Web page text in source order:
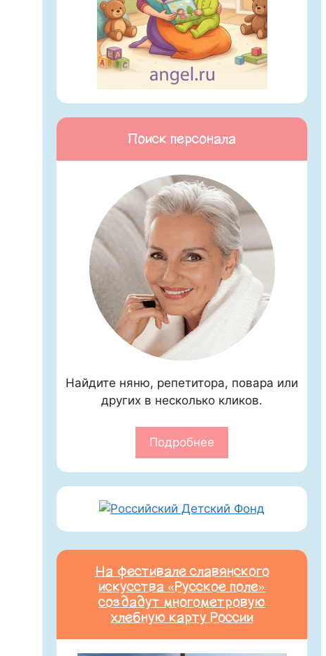
Поиск персонала
Найдите няню, репетитора, повара или
других в несколько кликов.
Подробнее
На фестивале славянского
искусства «Русское поле»
создадут многометровую
хлебную карту России